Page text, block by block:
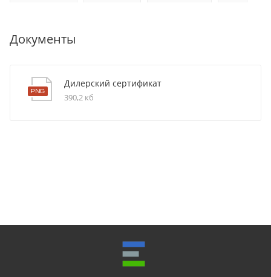
Документы
Дилерский сертификат
390,2 кб